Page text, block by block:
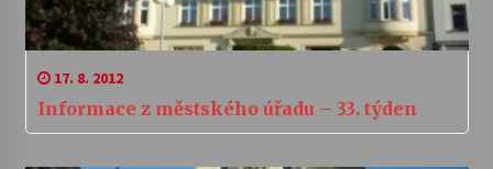
17. 8. 2012
Informace z městského úřadu – 33. týden